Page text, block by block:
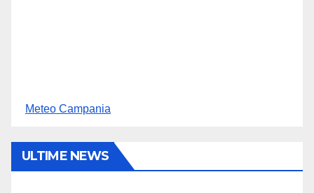
Meteo Campania
ULTIME NEWS